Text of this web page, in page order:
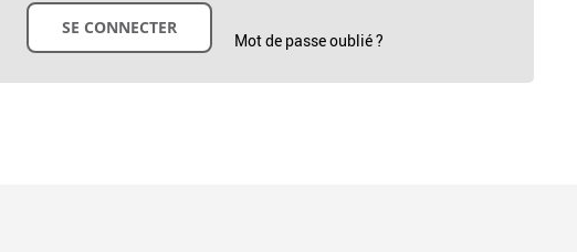
Mot de passe oublié ?